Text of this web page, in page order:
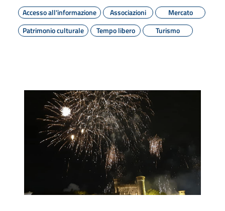
Accesso all'informazione
Associazioni
Mercato
Patrimonio culturale
Tempo libero Turismo